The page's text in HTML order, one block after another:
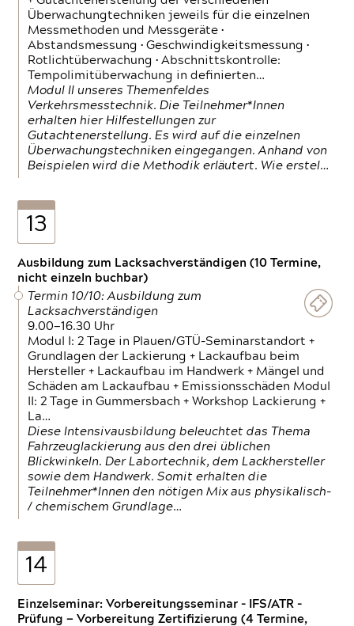
Überwachungtechniken jeweils für die einzelnen
Messmethoden und Messgeräte •
Abstandsmessung • Geschwindigkeitsmessung •
Rotlichtüberwachung • Abschnittskontrolle:
Tempolimitüberwachung in definierten…
Modul II unseres Themenfeldes
Verkehrsmesstechnik. Die Teilnehmer*Innen
erhalten hier Hilfestellungen zur
Gutachtenerstellung. Es wird auf die einzelnen
Überwachungstechniken eingegangen. Anhand von
Beispielen wird die Methodik erläutert. Wie erstel…
13
Ausbildung zum Lacksachverständigen (10 Termine,
nicht einzeln buchbar)
Termin 10/10: Ausbildung zum
Lacksachverständigen
9.00—16.30 Uhr
Modul I: 2 Tage in Plauen/GTÜ-Seminarstandort +
Grundlagen der Lackierung + Lackaufbau beim
Hersteller + Lackaufbau im Handwerk + Mängel und
Schäden am Lackaufbau + Emissionsschäden Modul
II: 2 Tage in Gummersbach + Workshop Lackierung +
La…
Diese Intensivausbildung beleuchtet das Thema
Fahrzeuglackierung aus den drei üblichen
Blickwinkeln. Der Labortechnik, dem Lackhersteller
sowie dem Handwerk. Somit erhalten die
Teilnehmer*Innen den nötigen Mix aus physikalisch-
/ chemischem Grundlage…
14
Einzelseminar: Vorbereitungsseminar - IFS/ATR -
Prüfung — Vorbereitung Zertifizierung (4 Termine,